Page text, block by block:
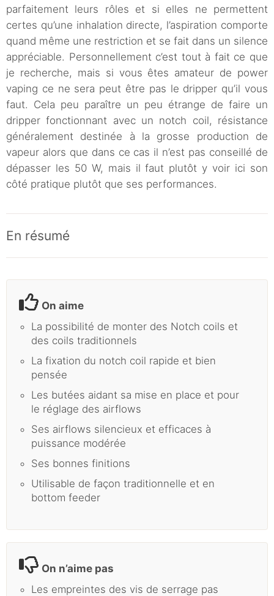
parfaitement leurs rôles et si elles ne permettent
certes qu’une inhalation directe, l’aspiration comporte
quand même une restriction et se fait dans un silence
appréciable. Personnellement c’est tout à fait ce que
je recherche, mais si vous êtes amateur de power
vaping ce ne sera peut être pas le dripper qu’il vous
faut. Cela peu paraître un peu étrange de faire un
dripper fonctionnant avec un notch coil, résistance
généralement destinée à la grosse production de
vapeur alors que dans ce cas il n’est pas conseillé de
dépasser les 50 W, mais il faut plutôt y voir ici son
côté pratique plutôt que ses performances.
En résumé
On aime
La possibilité de monter des Notch coils et
des coils traditionnels
La fixation du notch coil rapide et bien
pensée
Les butées aidant sa mise en place et pour
le réglage des airflows
Ses airflows silencieux et efficaces à
puissance modérée
Ses bonnes finitions
Utilisable de façon traditionnelle et en
bottom feeder
On n’aime pas
Les empreintes des vis de serrage pas